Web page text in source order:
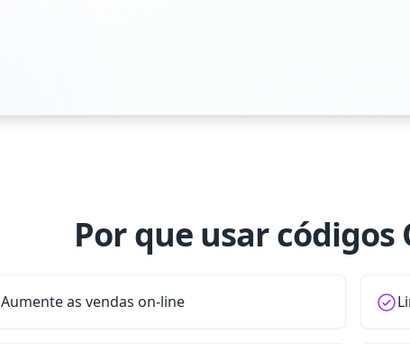
Por que usar códigos
Aumente as vendas on-line